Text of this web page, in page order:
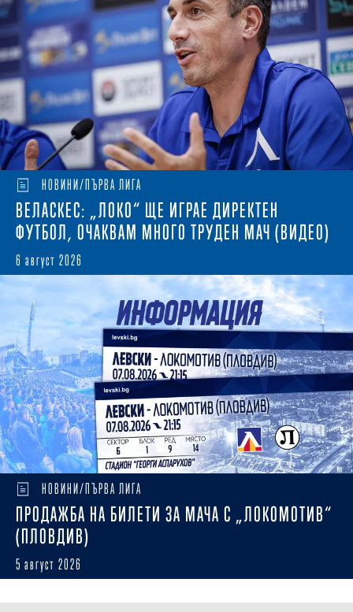
НОВИНИ/ПЪРВА ЛИГА
ВЕЛАСКЕС: „ЛОКО“ ЩЕ ИГРАЕ ДИРЕКТЕН
ФУТБОЛ, ОЧАКВАМ МНОГО ТРУДЕН МАЧ (ВИДЕО)
6 август 2026
НОВИНИ/ПЪРВА ЛИГА
ПРОДАЖБА НА БИЛЕТИ ЗА МАЧА С „ЛОКОМОТИВ“
(ПЛОВДИВ)
5 август 2026